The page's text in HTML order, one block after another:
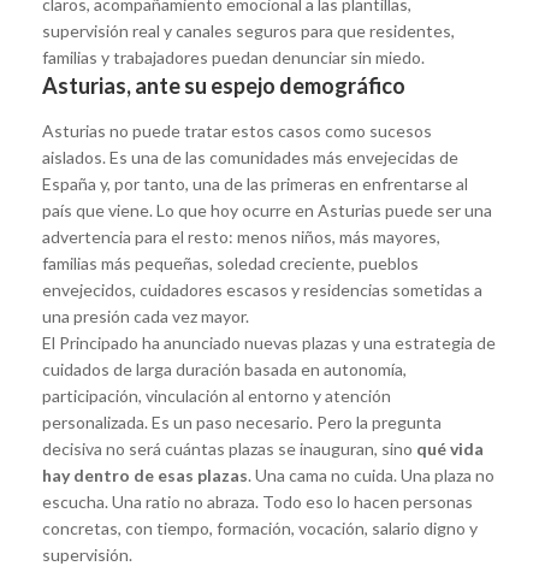
supervisión real y canales seguros para que residentes,
familias y trabajadores puedan denunciar sin miedo.
Asturias, ante su espejo demográfico
Asturias no puede tratar estos casos como sucesos
aislados. Es una de las comunidades más envejecidas de
España y, por tanto, una de las primeras en enfrentarse al
país que viene. Lo que hoy ocurre en Asturias puede ser una
advertencia para el resto: menos niños, más mayores,
familias más pequeñas, soledad creciente, pueblos
envejecidos, cuidadores escasos y residencias sometidas a
una presión cada vez mayor.
El Principado ha anunciado nuevas plazas y una estrategia de
cuidados de larga duración basada en autonomía,
participación, vinculación al entorno y atención
personalizada. Es un paso necesario. Pero la pregunta
decisiva no será cuántas plazas se inauguran, sino qué vida
hay dentro de esas plazas. Una cama no cuida. Una plaza no
escucha. Una ratio no abraza. Todo eso lo hacen personas
concretas, con tiempo, formación, vocación, salario digno y
supervisión.